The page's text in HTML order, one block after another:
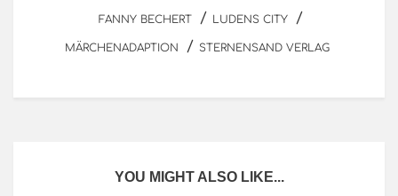
FANNY BECHERT / LUDENS CITY /
MÄRCHENADAPTION / STERNENSAND VERLAG
YOU MIGHT ALSO LIKE...